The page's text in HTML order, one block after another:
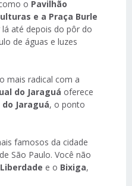
o Pavilhão
e a Praça Burle
lá até depois do pôr do
de águas e luzes
mais radical com a
do Jaraguá oferece
do Jaraguá, o ponto
famosos da cidade
São Paulo. Você não
Liberdade e o Bixiga,